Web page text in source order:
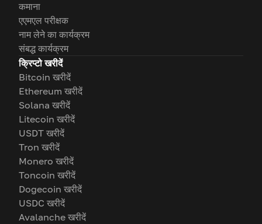
कमाना
एएमएल परीक्षक
नाम लेने का कार्यक्रम
संबद्ध कार्यक्रम
क्रिप्टो खरीदें
Bitcoin खरीदें
Ethereum खरीदें
Solana खरीदें
Litecoin खरीदें
USDT खरीदें
Tron खरीदें
Monero खरीदें
Toncoin खरीदें
Dogecoin खरीदें
USDC खरीदें
Avalanche खरीदें